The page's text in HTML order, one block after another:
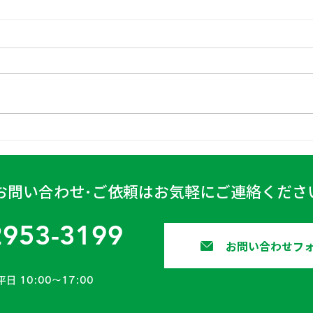
問い合わせ･ご依頼はお気軽にご連絡くださ
3199
日 10:00〜17:00
お問い合わせフ